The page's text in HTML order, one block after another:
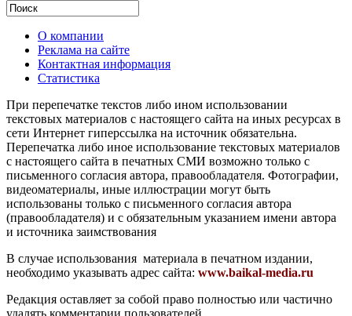
О компании
Реклама на сайте
Контактная информация
Статистика
При перепечатке текстов либо ином использовании
текстовых материалов с настоящего сайта на иных ресурсах в
сети Интернет гиперссылка на источник обязательна.
Перепечатка либо иное использование текстовых материалов
с настоящего сайта в печатных СМИ возможно только с
письменного согласия автора, правообладателя. Фотографии,
видеоматериалы, иные иллюстрации могут быть
использованы только с письменного согласия автора
(правообладателя) и с обязательным указанием имени автора
и источника заимствования
В случае использования материала в печатном издании,
необходимо указывать адрес сайта: www.baikal-media.ru
Редакция оставляет за собой право полностью или частично
удалять комментарии пользователей.